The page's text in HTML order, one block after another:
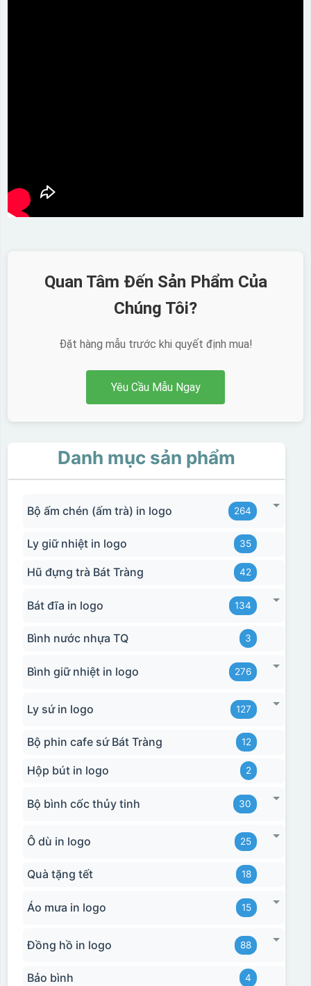
Quan Tâm Đến Sản Phẩm Của
Chúng Tôi?
Đặt hàng mẫu trước khi quyết định mua!
Yêu Cầu Mẫu Ngay
Danh mục sản phẩm
Bộ ấm chén (ấm trà) in logo 264
Ly giữ nhiệt in logo 35
Hũ đựng trà Bát Tràng 42
Bát đĩa in logo 134
Bình nước nhựa TQ 3
Bình giữ nhiệt in logo 276
Ly sứ in logo 127
Bộ phin cafe sứ Bát Tràng 12
Hộp bút in logo 2
Bộ bình cốc thủy tinh 30
Ô dù in logo 25
Quà tặng tết 18
Áo mưa in logo 15
Đồng hồ in logo 88
Bảo bình 4